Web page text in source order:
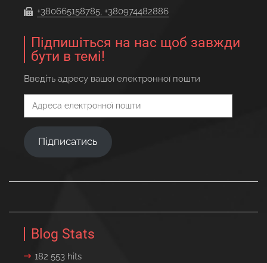
+380665158785, +380974482886
Підпишіться на нас щоб завжди
бути в темі!
Введіть адресу вашої електронної пошти
Адреса
електронної
пошти
Підписатись
Blog Stats
182 553 hits